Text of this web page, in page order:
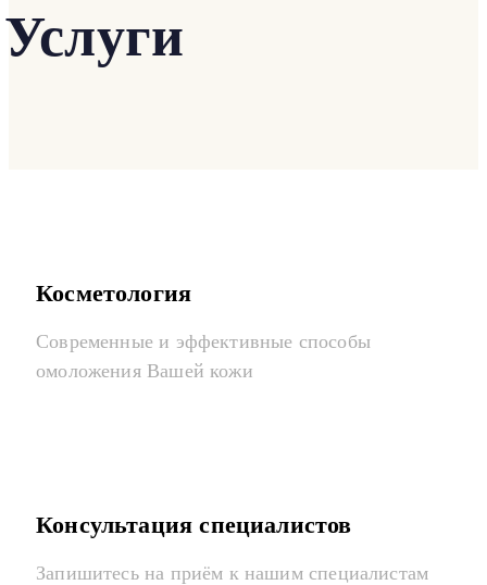
Услуги
Косметология
Современные и эффективные способы
омоложения Вашей кожи
Консультация специалистов
Запишитесь на приём к нашим специалистам